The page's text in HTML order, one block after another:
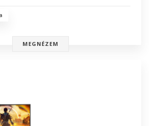
MEGNÉZEM